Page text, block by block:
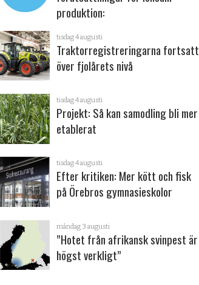
produktion:
tisdag 4 augusti
Traktorregistreringarna fortsatt
över fjolårets nivå
tisdag 4 augusti
Projekt: Så kan samodling bli mer
etablerat
tisdag 4 augusti
Efter kritiken: Mer kött och fisk
på Örebros gymnasieskolor
måndag 3 augusti
”Hotet från afrikansk svinpest är
högst verkligt”